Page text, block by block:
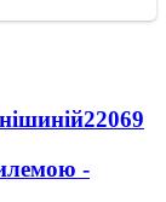
22069
-